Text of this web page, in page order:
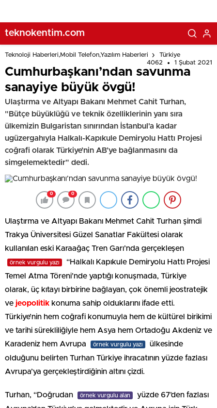
teknokentim.com
Teknoloji Haberleri,Mobil Telefon,Yazılım Haberleri
Türkiye
4062
1 Şubat 2021
Cumhurbaşkanı’ndan savunma
sanayiye büyük övgü!
Ulaştırma ve Altyapı Bakanı Mehmet Cahit Turhan,
"Bütçe büyüklüğü ve teknik özelliklerinin yanı sıra
ülkemizin Bulgaristan sınırından İstanbul'a kadar
ugüzergahıyla Halkalı-Kapıkule Demiryolu Hattı Projesi
coğrafi olarak Türkiye’nin AB’ye bağlanmasını da
simgelemektedir" dedi.
0 0
Ulaştırma ve Altyapı Bakanı Mehmet Cahit Turhan şimdi
Trakya Üniversitesi Güzel Sanatlar Fakültesi olarak
kullanılan eski Karaağaç Tren Garı’nda gerçekleşen
örnek vurgulu yazı
“Halkalı Kapıkule Demiryolu Hattı Projesi
Temel Atma Töreni’nde yaptığı konuşmada, Türkiye
olarak, üç kıtayı birbirine bağlayan, çok önemli jeostratejik
ve jeopolitik konuma sahip olduklarını ifade etti.
Türkiye’nin hem coğrafi konumuyla hem de kültürel birikimi
ve tarihi sürekliliğiyle hem Asya hem Ortadoğu Akdeniz ve
Karadeniz hem Avrupa
örnek vurgulu yazı
ülkesinde
olduğunu belirten Turhan Türkiye ihracatının yüzde fazlası
Avrupa’ya gerçekleştirdiğinin altını çizdi.
Turhan, “Doğrudan örnek vurgulu alan
yüzde 67’den fazlası